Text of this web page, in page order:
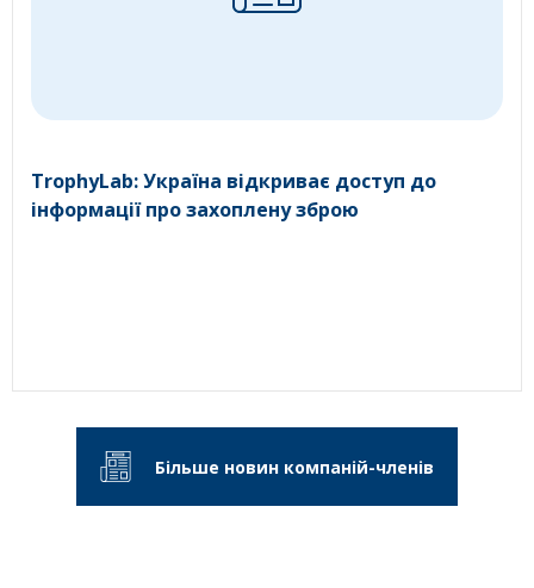
TrophyLab: Україна відкриває доступ до
інформації про захоплену зброю
Більше новин компаній-членів